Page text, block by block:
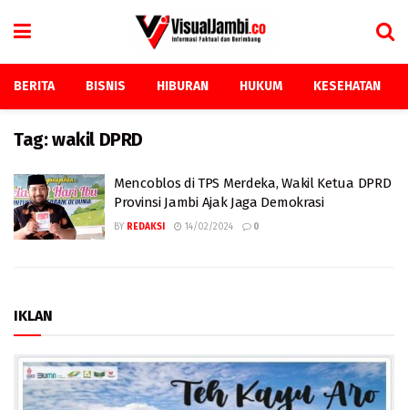
BERITA BISNIS HIBURAN HUKUM KESEHATAN
Tag:wakil DPRD
Mencoblos di TPS Merdeka, Wakil Ketua DPRD
Provinsi Jambi Ajak Jaga Demokrasi
BY REDAKSI 14/02/2024 0
IKLAN